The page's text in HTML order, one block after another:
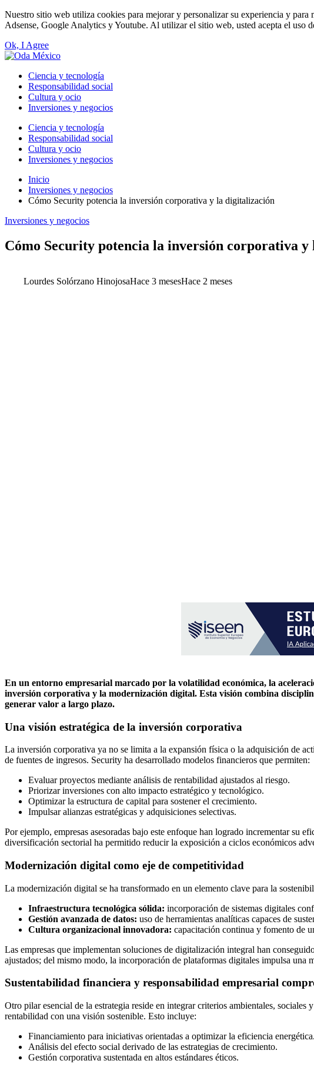
Nuestro sitio web utiliza cookies para mejorar y personalizar su experiencia y
Adsense, Google Analytics y Youtube. Al utilizar el sitio web, usted acepta el uso
Ok, I Agree
Ciencia y tecnología
Responsabilidad social
Cultura y ocio
Inversiones y negocios
Ciencia y tecnología
Responsabilidad social
Cultura y ocio
Inversiones y negocios
Inicio
Inversiones y negocios
Cómo Security potencia la inversión corporativa y la digitalización
Inversiones y negocios
Cómo Security potencia la inversión corporativa
Lourdes Solórzano HinojosaHace 3 mesesHace 2 meses
En un entorno empresarial marcado por la volatilidad económica, la
inversión corporativa y la modernización digital. Esta visión combina
generar valor a largo plazo.
Una visión estratégica de la inversión corporativa
La inversión corporativa ya no se limita a la expansión física o la adquisición de
de fuentes de ingresos. Security ha desarrollado modelos financieros que permiten:
Evaluar proyectos mediante análisis de rentabilidad ajustados al riesgo.
Priorizar inversiones con alto impacto estratégico y tecnológico.
Optimizar la estructura de capital para sostener el crecimiento.
Impulsar alianzas estratégicas y adquisiciones selectivas.
Por ejemplo, empresas asesoradas bajo este enfoque han logrado incrementar su
diversificación sectorial ha permitido reducir la exposición a ciclos económicos
Modernización digital como eje de competitividad
La modernización digital se ha transformado en un elemento clave para la
Infraestructura tecnológica sólida: incorporación de sistemas digitales
Gestión avanzada de datos: uso de herramientas analíticas capaces de
Cultura organizacional innovadora: capacitación continua y fomento de
Las empresas que implementan soluciones de digitalización integral han
ajustados; del mismo modo, la incorporación de plataformas digitales impulsa una
Sustentabilidad financiera y responsabilidad empresarial
Otro pilar esencial de la estrategia reside en integrar criterios ambientales,
rentabilidad con una visión sostenible. Esto incluye:
Financiamiento para iniciativas orientadas a optimizar la eficiencia energética.
Análisis del efecto social derivado de las estrategias de crecimiento.
Gestión corporativa sustentada en altos estándares éticos.